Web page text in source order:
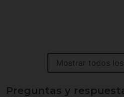
Mostrar todos
Preguntas y